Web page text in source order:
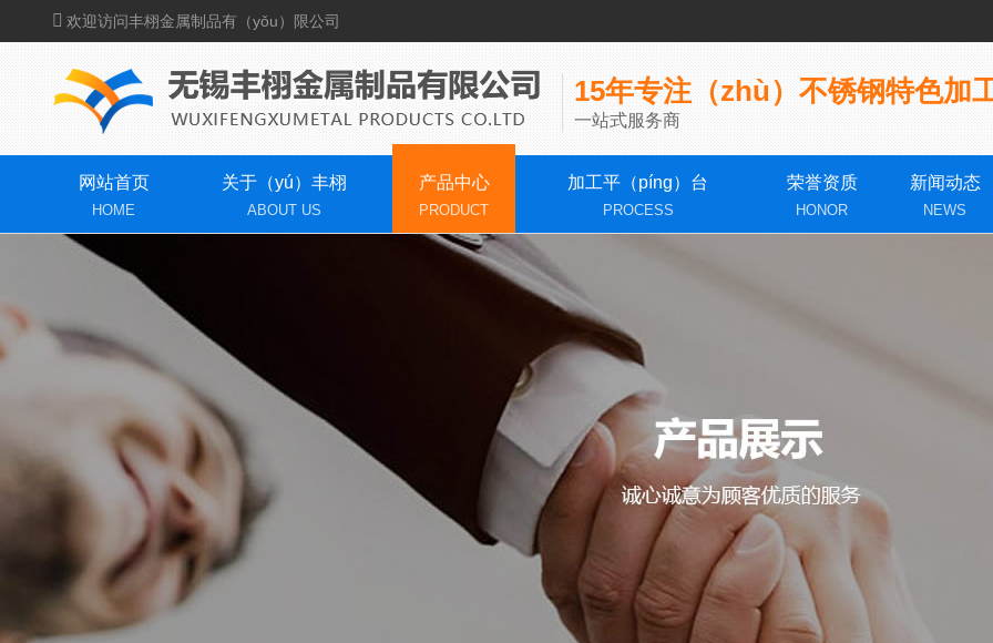
欢迎访问丰栩金属制品有（yǒu）限公司
15年专注（zhù）不锈钢特色加
一站式服务商
网站首页
HOME
关于（yú）丰栩
ABOUT US
产品中心
PRODUCT
加工平（píng）台
PROCESS
荣誉资质
HONOR
新闻动态
NEWS